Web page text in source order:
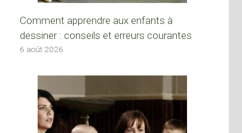
Comment apprendre aux enfants à
dessiner : conseils et erreurs courantes
6 août 2026